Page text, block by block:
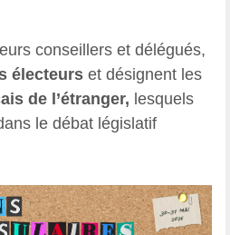
conseillers et délégués,
électeurs et désignent les
de l’étranger, lesquels
le débat législatif